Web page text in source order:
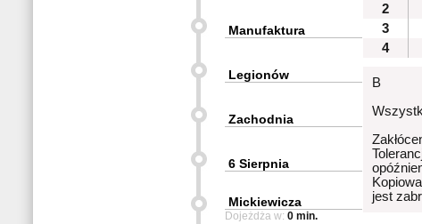
2
3
4
B
jest
Manufaktura
Legionów
Zachodnia
6 Sierpnia
Mickiewicza
Dojeżdża w: 0 min.